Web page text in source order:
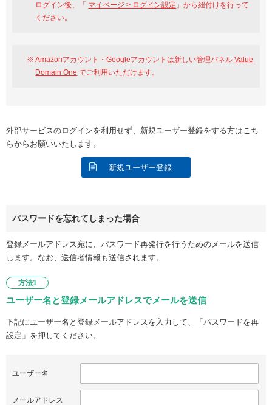
ログイン後、「 マイページ > ログイン設定 」から紐付けを行って
ください。
Amazonアカウント・Googleアカウントは新しい管理パネルValue
Domain One でご利用いただけます。
外部サービスのログインを利用せず、新規ユーザー登録をする方はこち
らからお願いいたします。
新規ユーザー登録
パスワードを忘れてしまった場合
登録メールアドレス宛に、パスワード再発行を行うためのメールを送信
します。なお、送信者情報も送信されます。
方法1
ユーザー名と登録メールアドレスでメールを送信
下記にユーザー名と登録メールアドレスを入力して、「パスワードを再
設定」を押してください。
ユーザー名
メールアドレス